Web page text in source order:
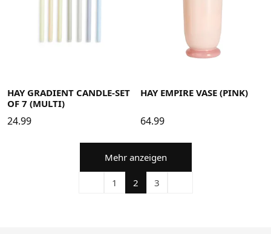
HAY GRADIENT CANDLE-SET
OF 7 (MULTI)
24.99
HAY EMPIRE VASE (PINK)
64.99
Mehr anzeigen
1 2 3